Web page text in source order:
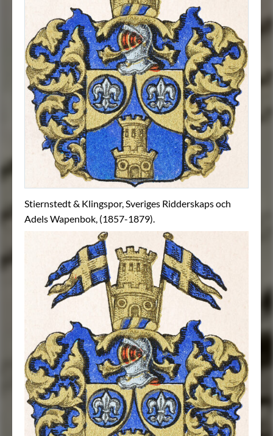
Stiernstedt & Klingspor, Sveriges Ridderskaps och
Adels Wapenbok, (1857-1879).